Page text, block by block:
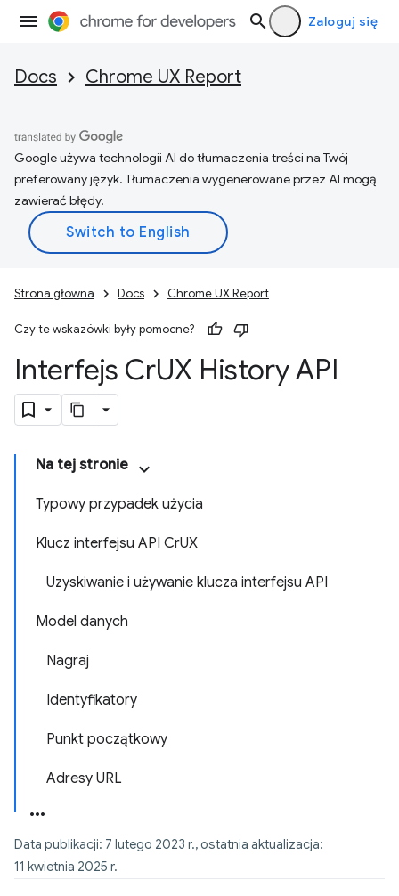
Zaloguj się
Docs Chrome UX Report
Google używa technologii AI do tłumaczenia treści na Twój
preferowany język. Tłumaczenia wygenerowane przez AI mogą
zawierać błędy.
Strona główna Docs Chrome UX Report
Czy te wskazówki były pomocne?
Interfejs CrUX History API
Na tej stronie
Typowy przypadek użycia
Klucz interfejsu API CrUX
Uzyskiwanie i używanie klucza interfejsu API
Model danych
Nagraj
Identyfikatory
Punkt początkowy
Adresy URL
Data publikacji: 7 lutego 2023 r., ostatnia aktualizacja:
11 kwietnia 2025 r.